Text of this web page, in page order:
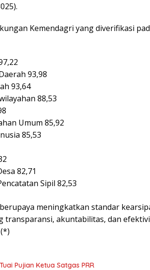
Kemendagri yang diverifikasi
93,98
93,64
88,53
Umum 85,92
85,53
82,71
Sipil 82,53
meningkatkan standar
transparansi, akuntabilitas, dan
Pujian Ketua Satgas PRR